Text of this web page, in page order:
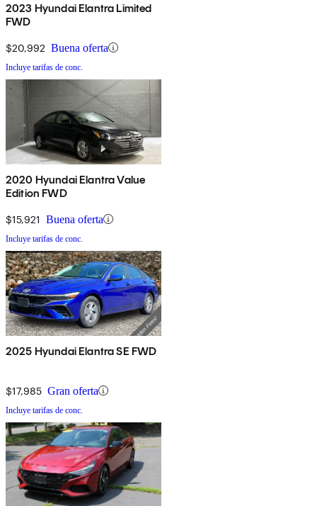
2023 Hyundai Elantra Limited
FWD
$20,992 Buena oferta
Incluye tarifas de conc.
2020 Hyundai Elantra Value
Edition FWD
$15,921 Buena oferta
Incluye tarifas de conc.
2025 Hyundai Elantra SE FWD
$17,985 Gran oferta
Incluye tarifas de conc.